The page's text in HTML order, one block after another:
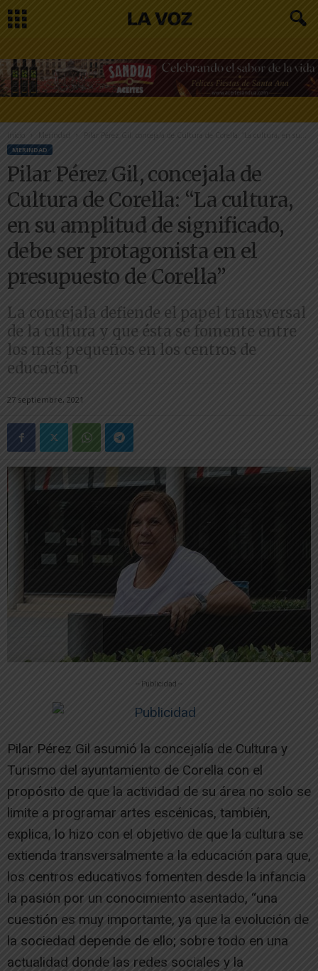
Inicio Pilar Pérez Gil, concejala de Cultura de Corella: “La cultura, en su...
MERINDAD
Pilar Pérez Gil, concejala de
Cultura de Corella: “La cultura,
en su amplitud de significado,
debe ser protagonista en el
presupuesto de Corella”
La concejala defiende el papel transversal
de la cultura y que ésta se fomente entre
los más pequeños en los centros de
educación
27 septiembre, 2021
-- Publicidad --
Pilar Pérez Gil asumió la concejalía de Cultura y
Turismo del ayuntamiento de Corella con el
propósito de que la actividad de su área no solo se
limite a programar artes escénicas, también,
explica, lo hizo con el objetivo de que la cultura se
extienda transversalmente a la educación para que,
los centros educativos fomenten desde la infancia
la pasión por un conocimiento asentado, “una
cuestión es muy importante, ya que la evolución de
la sociedad depende de ello; sobre todo en una
actualidad donde las redes sociales y la